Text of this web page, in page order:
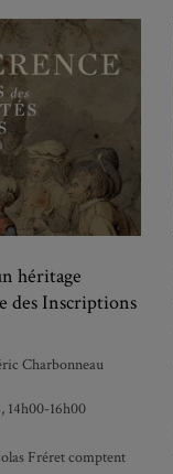
héritage
des Inscriptions
Charbonneau
14h00-16h00
Fréret comptent